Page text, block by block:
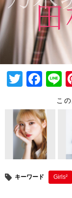
T
tt
er
F
c
e
b
o
o
k
n
こ
キーワード Girls²